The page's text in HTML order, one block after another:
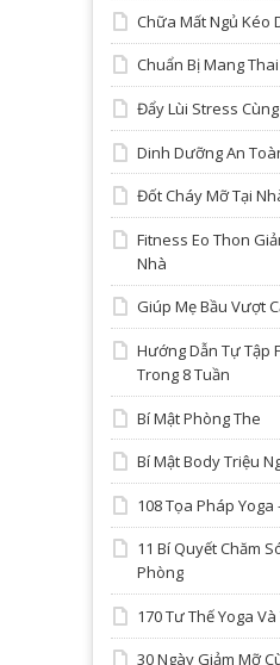
Chữa Mất Ngủ Kéo
Chuẩn Bị Mang Thai
Đẩy Lùi Stress
Dinh Dưỡng An
Đốt Cháy Mỡ Tại
Fitness Eo Thon
Nhà
Giúp Mẹ Bầu Vượt
Hướng Dẫn Tự Tập
Trong 8 Tuần
Bí Mật Phòng The
Bí Mật Body Triệu
108 Tọa Pháp Yoga
11 Bí Quyết Chăm
Phòng
170 Tư Thế Yoga
30 Ngày Giảm Mỡ